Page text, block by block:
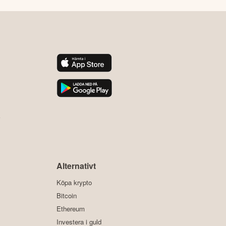
Alternativt
Köpa krypto
Bitcoin
Ethereum
Investera i guld